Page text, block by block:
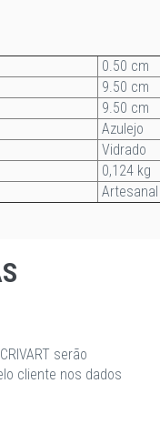
0.50 cm
9.50 cm
9.50 cm
Azulejo
Vidrado
0,124 kg
Artesanal
serão
cliente nos dados